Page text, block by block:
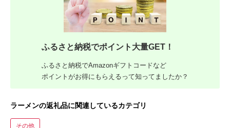
ふるさと納税でポイント大量GET！
ふるさと納税でAmazonギフトコードなど
ポイントがお得にもらえるって知ってましたか？
ラーメンの返礼品に関連しているカテゴリ
その他